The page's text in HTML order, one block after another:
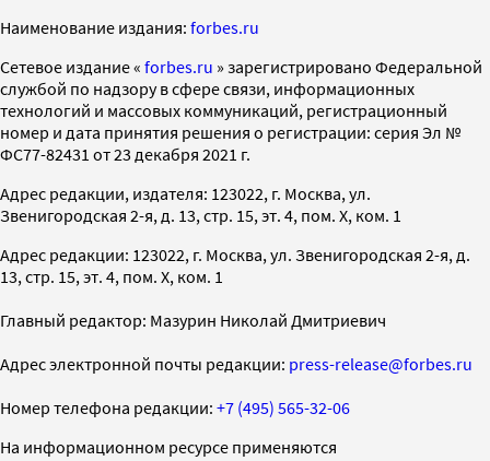
Наименование издания: forbes.ru
Cетевое издание « forbes.ru » зарегистрировано Федеральной
службой по надзору в сфере связи, информационных
технологий и массовых коммуникаций, регистрационный
номер и дата принятия решения о регистрации: серия Эл №
ФС77-82431 от 23 декабря 2021 г.
Адрес редакции, издателя: 123022, г. Москва, ул.
Звенигородская 2-я, д. 13, стр. 15, эт. 4, пом. X, ком. 1
Адрес редакции: 123022, г. Москва, ул. Звенигородская 2-я, д.
13, стр. 15, эт. 4, пом. X, ком. 1
Главный редактор: Мазурин Николай Дмитриевич
Адрес электронной почты редакции: press-release@forbes.ru
Номер телефона редакции: +7 (495) 565-32-06
На информационном ресурсе применяются